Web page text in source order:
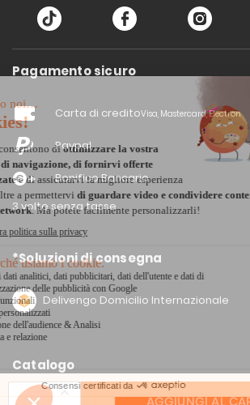
AGGIUNGI AL
Pagamento sicuro
Carta di creditoVisa, Mastercard, Electron
Paypal
Bonifico Bancario
3 volte senza tasse
*Soluzioni di consegna
Delivengo Domicilio Internazionale
Catalogo